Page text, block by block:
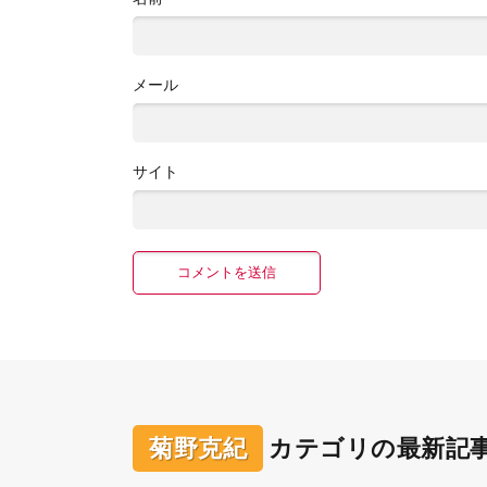
メール
サイト
菊野克紀 カテゴリの最新記